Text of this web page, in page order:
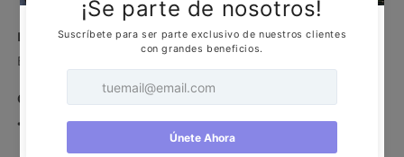
DESCRIPCIÓN
Banco en tecnopolímero reciclable.
CERTIFICACIÓN
• Este producto
CATAS.